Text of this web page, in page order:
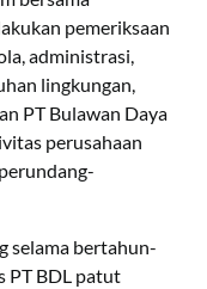
pemeriksaan
administrasi,
lingkungan,
PT Bulawan Daya
perusahaan
selama bertahun-
PT BDL patut